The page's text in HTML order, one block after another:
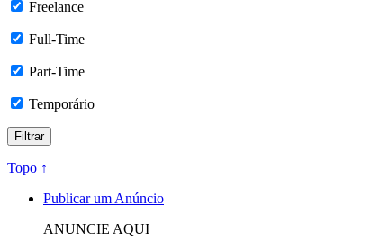
Freelance
Full-Time
Part-Time
Temporário
Topo ↑
Publicar um Anúncio
ANUNCIE AQUI